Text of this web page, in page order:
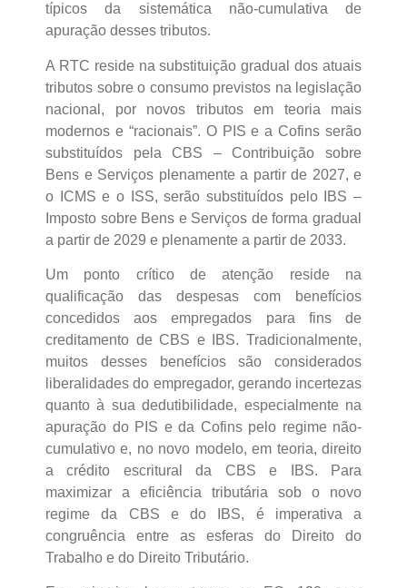
típicos da sistemática não-cumulativa de
apuração desses tributos.
A RTC reside na substituição gradual dos atuais
tributos sobre o consumo previstos na legislação
nacional, por novos tributos em teoria mais
modernos e “racionais”. O PIS e a Cofins serão
substituídos pela CBS – Contribuição sobre
Bens e Serviços plenamente a partir de 2027, e
o ICMS e o ISS, serão substituídos pelo IBS –
Imposto sobre Bens e Serviços de forma gradual
a partir de 2029 e plenamente a partir de 2033.
Um ponto crítico de atenção reside na
qualificação das despesas com benefícios
concedidos aos empregados para fins de
creditamento de CBS e IBS. Tradicionalmente,
muitos desses benefícios são considerados
liberalidades do empregador, gerando incertezas
quanto à sua dedutibilidade, especialmente na
apuração do PIS e da Cofins pelo regime não-
cumulativo e, no novo modelo, em teoria, direito
a crédito escritural da CBS e IBS. Para
maximizar a eficiência tributária sob o novo
regime da CBS e do IBS, é imperativa a
congruência entre as esferas do Direito do
Trabalho e do Direito Tributário.